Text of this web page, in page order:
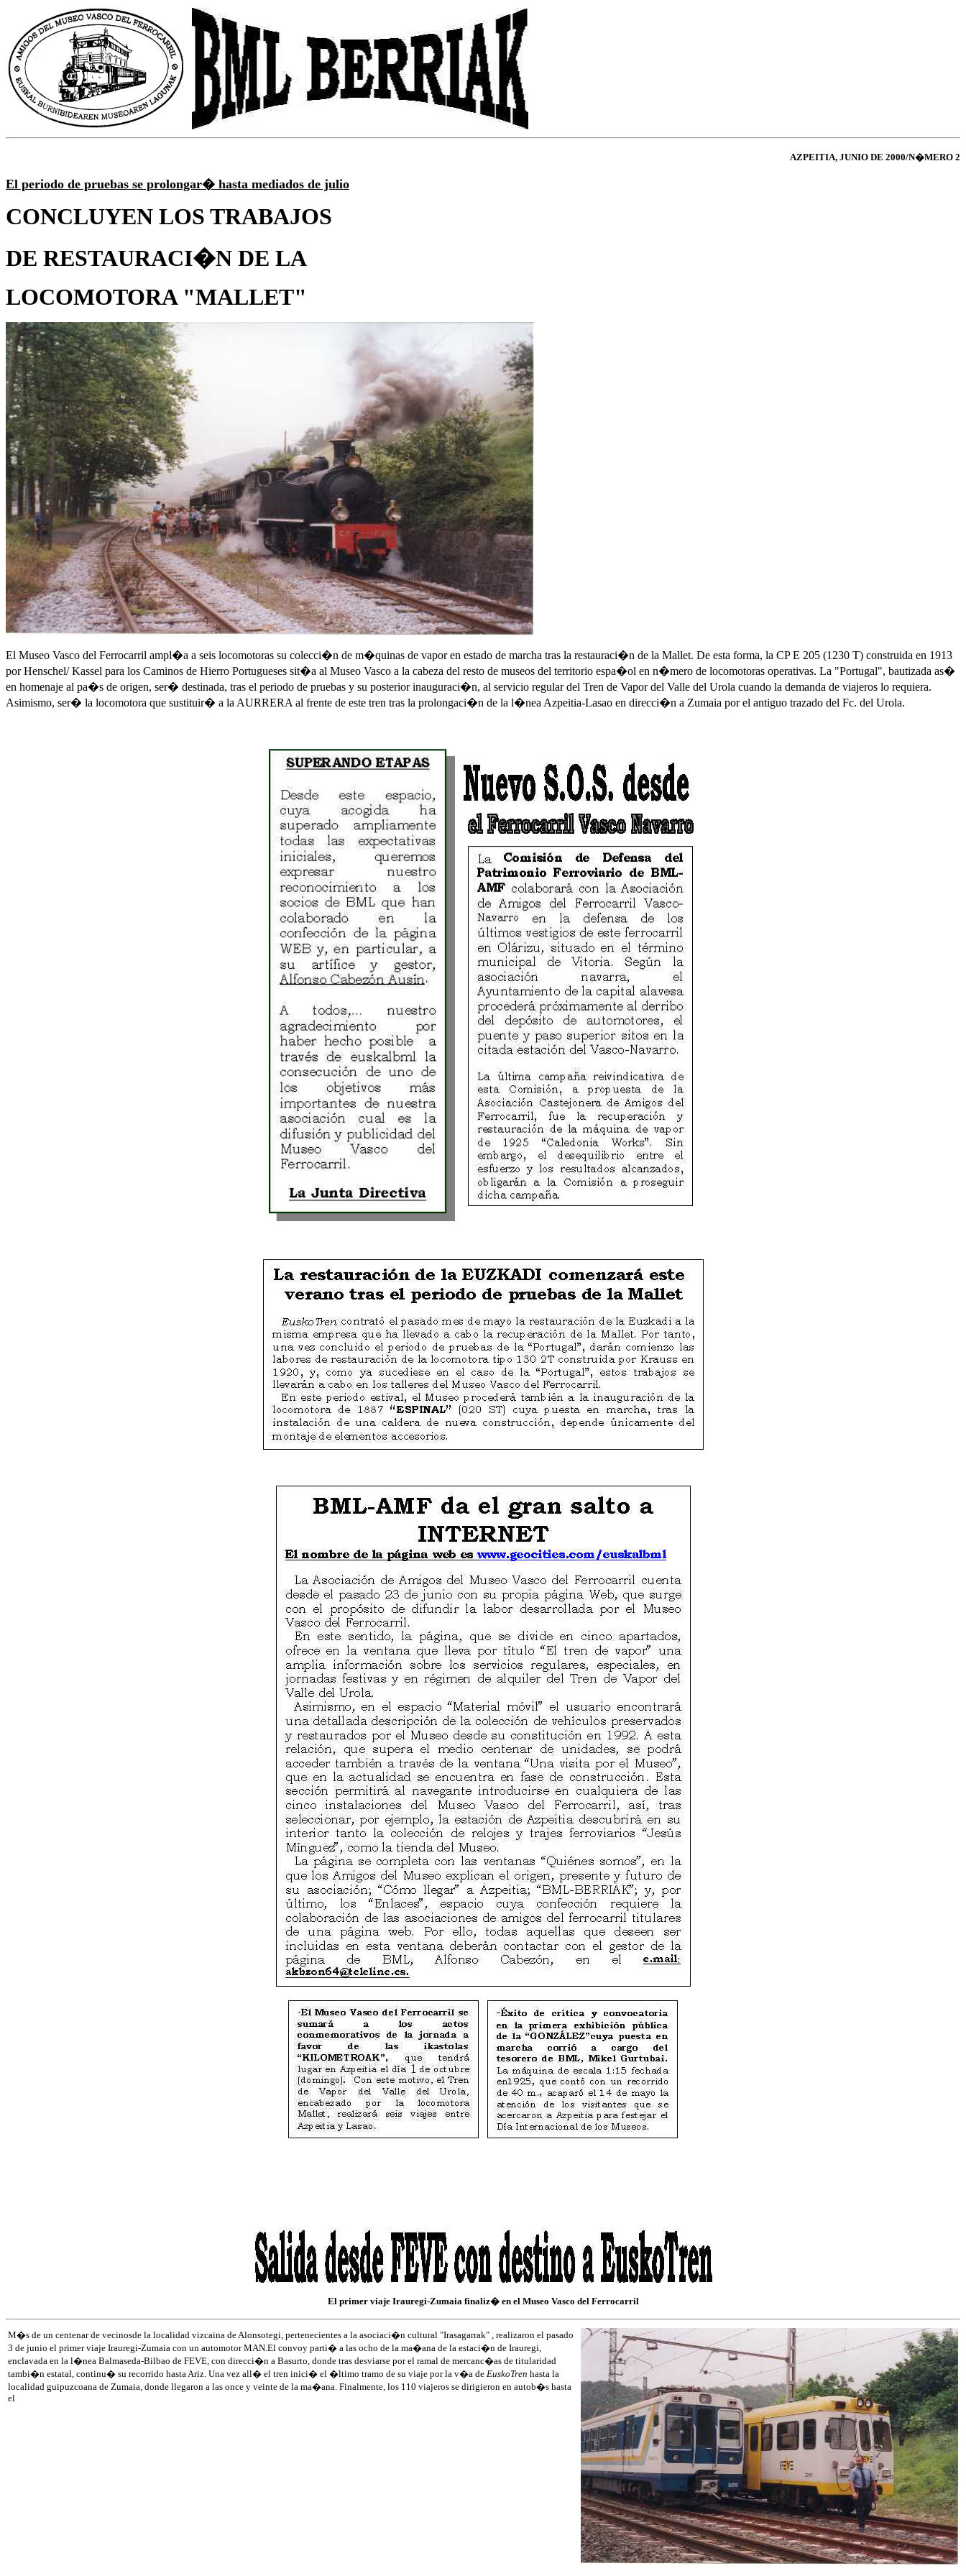
AZPEITIA, JUNIO DE 2000/N�MERO 2
El periodo de pruebas se prolongar� hasta mediados de julio
CONCLUYEN LOS TRABAJOS
DE RESTAURACI�N DE LA
LOCOMOTORA "MALLET"
El Museo Vasco del Ferrocarril ampl�a a seis locomotoras su colecci�n de m�quinas de vapor en estado de marcha tras la restauraci�n de la Mallet. De esta forma, la CP E 205 (1230 T) construida en 1913
por Henschel/ Kassel para los Caminos de Hierro Portugueses sit�a al Museo Vasco a la cabeza del resto de museos del territorio espa�ol en n�mero de locomotoras operativas. La "Portugal", bautizada as�
en homenaje al pa�s de origen, ser� destinada, tras el periodo de pruebas y su posterior inauguraci�n, al servicio regular del Tren de Vapor del Valle del Urola cuando la demanda de viajeros lo requiera.
Asimismo, ser� la locomotora que sustituir� a la AURRERA al frente de este tren tras la prolongaci�n de la l�nea Azpeitia-Lasao en direcci�n a Zumaia por el antiguo trazado del Fc. del Urola.
El primer viaje Irauregi-Zumaia finaliz� en el Museo Vasco del Ferrocarril
M�s de un centenar de vecinosde la localidad vizcaina de Alonsotegi, pertenecientes a la asociaci�n cultural "Irasagarrak" , realizaron el pasado
3 de junio el primer viaje Irauregi-Zumaia con un automotor MAN.El convoy parti� a las ocho de la ma�ana de la estaci�n de Irauregi,
enclavada en la l�nea Balmaseda-Bilbao de FEVE, con direcci�n a Basurto, donde tras desviarse por el ramal de mercanc�as de titularidad
tambi�n estatal, continu� su recorrido hasta Ariz. Una vez all� el tren inici� el �ltimo tramo de su viaje por la v�a de EuskoTren hasta la
localidad guipuzcoana de Zumaia, donde llegaron a las once y veinte de la ma�ana. Finalmente, los 110 viajeros se dirigieron en autob�s hasta
el